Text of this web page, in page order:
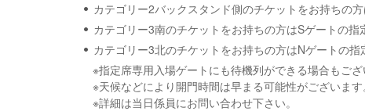
カテゴリー2バックスタンド側のチケットをお持ちの
カテゴリー3南のチケットをお持ちの方はSゲートの指
カテゴリー3北のチケットをお持ちの方はNゲートの指
※指定席専用入場ゲートにも待機列ができる場合もござ
※天候などにより開門時間は早まる可能性がございます
※詳細は当日係員にお問い合わせ下さい。